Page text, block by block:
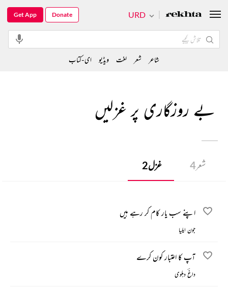
بے روزگاری پر غزلیں
شعر4 غزل2
اپنے سب یار کام کر رہے ہیں
جون ایلیا
آپ کا اعتبار کون کرے
داغؔ دہلوی
URD
Get App Donate
شاعر شعر لغت ویڈیو ای-کتاب